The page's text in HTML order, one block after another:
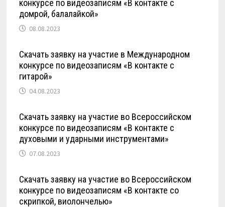
конкурсе по видеозаписям «В контакте с
домрой, балалайкой»
08.08.2023
Скачать заявку на участие в Международном
конкурсе по видеозаписям «В контакте с
гитарой»
04.08.2023
Скачать заявку на участие во Всероссийском
конкурсе по видеозаписям «В контакте с
духовыми и ударными инструментами»
07.08.2023
Скачать заявку на участие во Всероссийском
конкурсе по видеозаписям «В контакте со
скрипкой, виолончелью»